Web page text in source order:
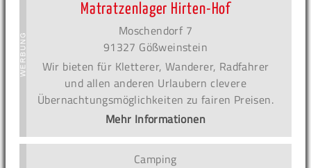
Matratzenlager Hirten-Hof
Moschendorf 7
91327 Gößweinstein
Wir bieten für Kletterer, Wanderer, Radfahrer
und allen anderen Urlaubern clevere
Übernachtungsmöglichkeiten zu fairen Preisen.
Mehr Informationen
Camping